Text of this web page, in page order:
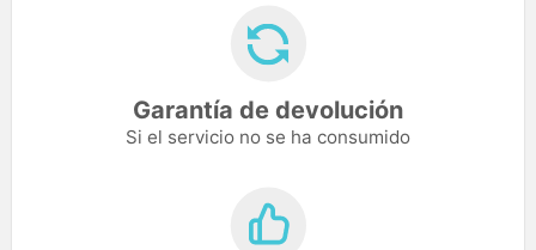
Garantía de devolución
Si el servicio no se ha consumido